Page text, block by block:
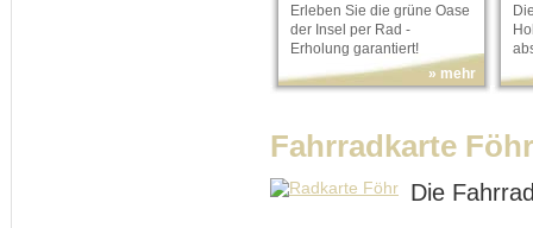
Erleben Sie die grüne Oase
der Insel per Rad -
Erholung garantiert!
» mehr
Fahrradkarte Föhr
Die